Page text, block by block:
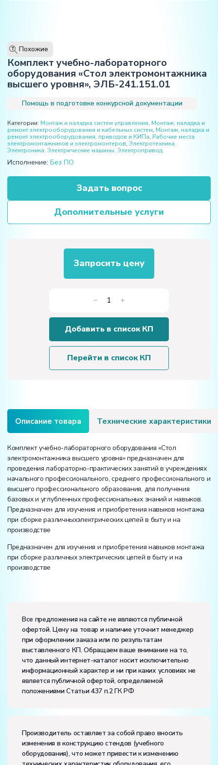
T Похожие
Комплект учебно-лабораторного
оборудования «Стол электромонтажника
высшего уровня», ЭЛБ-241.151.01
Помощь в подготовке конкурсной документации
Категории: Монтаж и наладка систем управления, Монтаж, наладка и
ремонт электрооборудования и кабельных систем, Монтаж, наладка и
ремонт электрооборудования, приводов и КИПа, Рабочие места
электромонтажников и электромонтеров, Электротехника.
Электроника. Электрические машины. Электропривод.
Исполнение: Без ПО
Задать вопрос
Дополнительные услуги
Запросить цену
Количество
товара
Комплект
учебно-
лабораторного
оборудования
Добавить в список КП
Перейти в список КП
Описание товара Технические характеристики
Комплект учебно-лабораторного оборудования «Стол
электромонтажника высшего уровня» предназначен для
проведения лабораторно-практических занятий в учреждениях
начального профессионального, среднего профессионального и
высшего профессионального образования, для получения
базовых и углубленных профессиональных знаний и навыков.
Предназначен для изучения и приобретения навыков монтажа
при сборке различныхэлектрических цепей в быту и на
производстве
Предназначен для изучения и приобретения навыков монтажа
при сборке различных электрических цепей в быту и на
производстве
Размеры (Д x Ш x В):
Потребляемая мощность, В·А:600
Электропитание:
напряжение, В:380
частота, Гц:50
Класс защиты от поражения электрическим током:
Диапазон рабочих температур, ˚С:+10…+35
Влажность, %:до 80
Все предложения на сайте не являются публичной
офертой. Цену на товар и наличие уточнит менеджер
при оформлении заказа или по результатам
выставленного КП. Обращаем ваше внимание на то,
что данный интернет-каталог носит исключительно
информационный характер и ни при каких условиях не
является публичной офертой, определяемой
положениями Статьи 437 п.2 ГК РФ
Производитель оставляет за собой право вносить
изменения в конструкцию стендов (учебного
оборудования), что может привести к изменению